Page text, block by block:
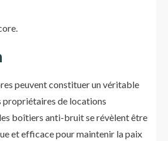
peuvent constituer un véritable
propriétaires de locations
boîtiers anti-bruit se révèlent être
et efficace pour maintenir la paix